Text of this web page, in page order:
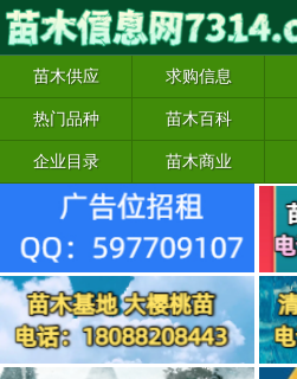
苗木供应 求购信息
热门品种 苗木百科
企业目录 苗木商业